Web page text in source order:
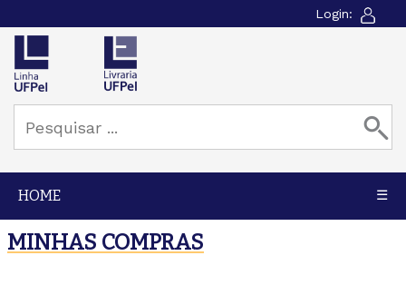
Login:
HOME ☰
MINHAS COMPRAS